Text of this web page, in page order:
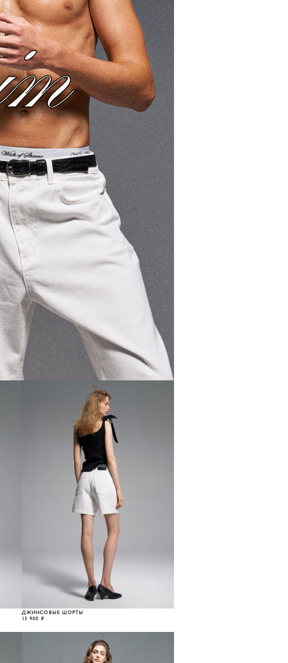
ДЖИНСОВЫЕ ШОРТЫ
13 900 ₽